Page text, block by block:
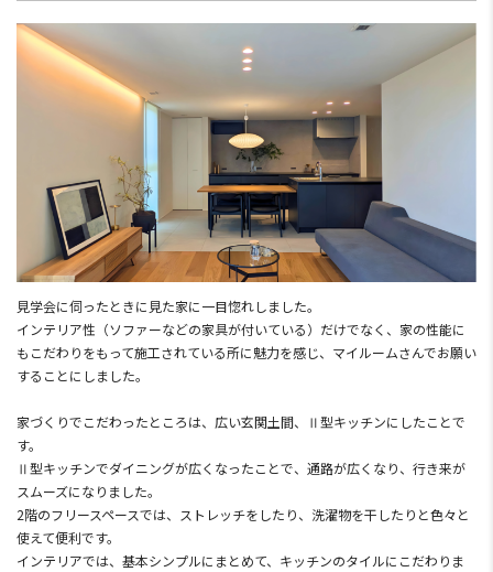
見学会に伺ったときに見た家に一目惚れしました。
インテリア性（ソファーなどの家具が付いている）だけでなく、家の性能に
もこだわりをもって施工されている所に魅力を感じ、マイルームさんでお願い
することにしました。
家づくりでこだわったところは、広い玄関土間、Ⅱ型キッチンにしたことで
す。
Ⅱ型キッチンでダイニングが広くなったことで、通路が広くなり、行き来が
スムーズになりました。
2階のフリースペースでは、ストレッチをしたり、洗濯物を干したりと色々と
使えて便利です。
インテリアでは、基本シンプルにまとめて、キッチンのタイルにこだわりま